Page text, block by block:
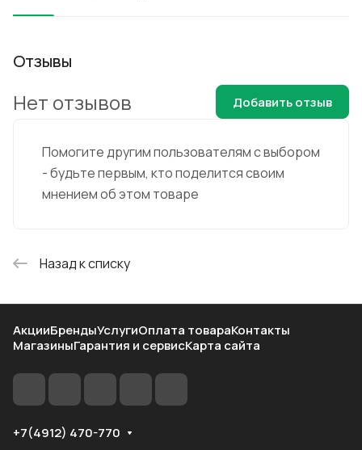
Отзывы
Помогите другим пользователям с выбором
- будьте первым, кто поделится своим
мнением об этом товаре
Нет отзывов Добавить отзыв
Назад к списку
АкцииБрендыУслугиОплата товараКонтакты
МагазиныГарантия и сервисКарта сайта
+7(4912) 470-770